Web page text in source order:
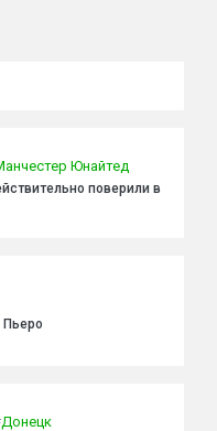
Юнайтед
поверили в
Донецк